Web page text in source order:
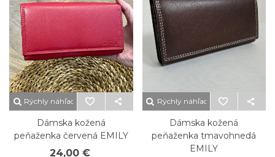
Rýchly náhľad
Dámska kožená
peňaženka červená EMILY
24,00 €
Rýchly náhľad
Dámska kožená
peňaženka tmavohnedá
EMILY